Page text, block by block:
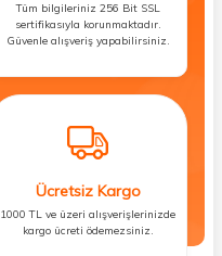
Tüm bilgileriniz 256 Bit SSL
sertifikasıyla korunmaktadır.
Güvenle alışveriş yapabilirsiniz.
Ücretsiz Kargo
1000 TL ve üzeri alışverişlerinizde
kargo ücreti ödemezsiniz.